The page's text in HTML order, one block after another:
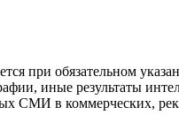
при обязательном
иные результаты
СМИ в коммерческих,